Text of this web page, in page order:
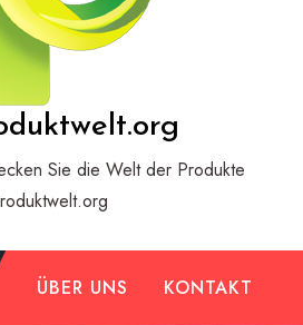
Sie die Welt der Produkte
ÜBER UNS KONTAKT